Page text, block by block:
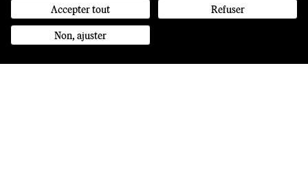
Accepter tout
Refuser
Non, ajuster